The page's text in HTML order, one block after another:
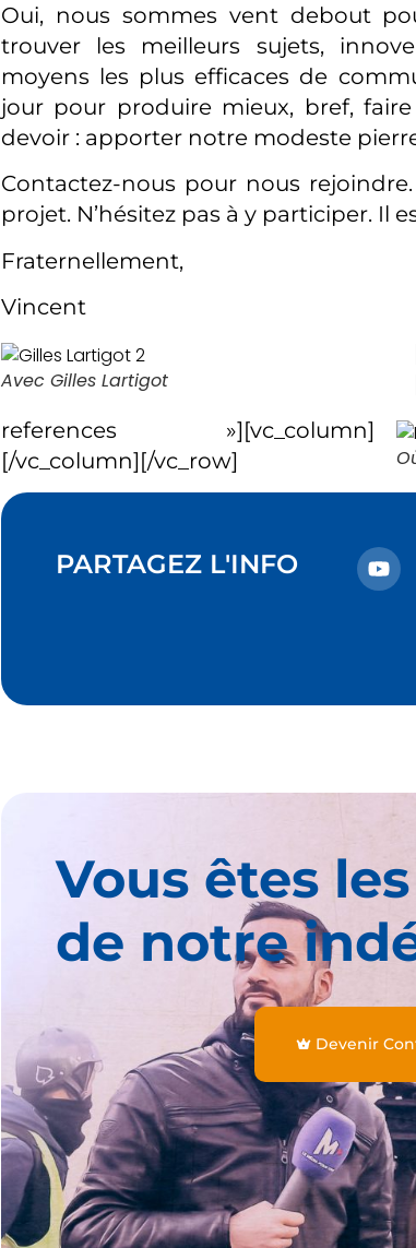
Oui, nous sommes vent debout
trouver les meilleurs sujets,
moyens les plus efficaces de
jour pour produire mieux, bref,
devoir : apporter notre modeste
Contactez-nous pour nous
projet. N’hésitez pas à y participer. Il
Fraternellement,
Vincent
Avec Gilles Lartigot
references »][vc_column]
[/vc_column][/vc_row]
PARTAGEZ L'INFO
Vous êtes
de notre
Devenir